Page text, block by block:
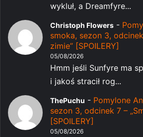
wykluł, a Dreamfyre...
Christoph Flowers -
smoka, sezon 3,
zimie” [SPOILERY]
05/08/2026
Hmm jeśli Sunfyre ma
i jakoś stracił rog...
ThePuchu - Pomylone
sezon 3, odcinek 7 –
[SPOILERY]
05/08/2026